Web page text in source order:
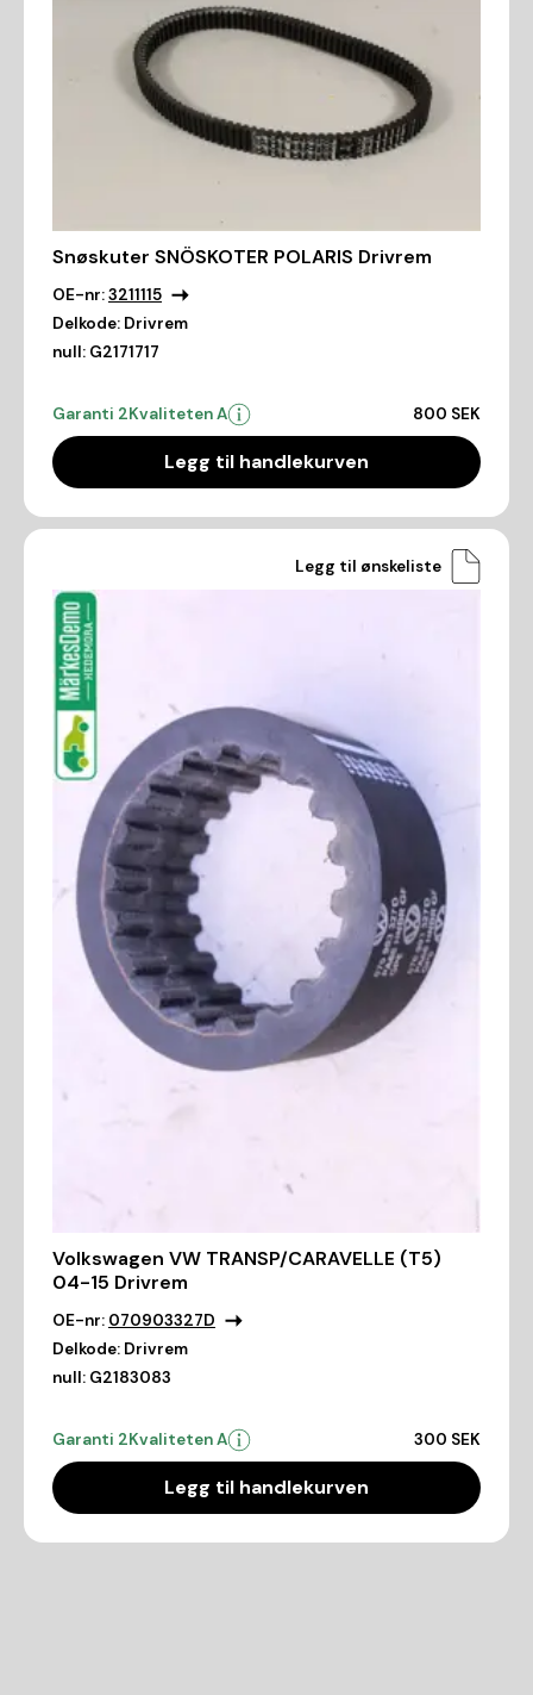
Snøskuter SNÖSKOTER POLARIS Drivrem
OE-nr:3211115
Delkode: Drivrem
null: G2171717
Garanti 2Kvaliteten A 800 SEK
Legg til handlekurven
Legg til ønskeliste
Volkswagen VW TRANSP/CARAVELLE (T5)
04-15 Drivrem
OE-nr: 070903327D
Delkode: Drivrem
null: G2183083
Garanti 2Kvaliteten A 300 SEK
Legg til handlekurven